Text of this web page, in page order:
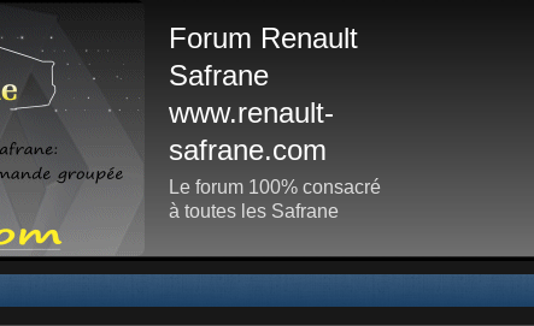
Forum Renault
Safrane
www.renault-
safrane.com
Le forum 100% consacré
à toutes les Safrane